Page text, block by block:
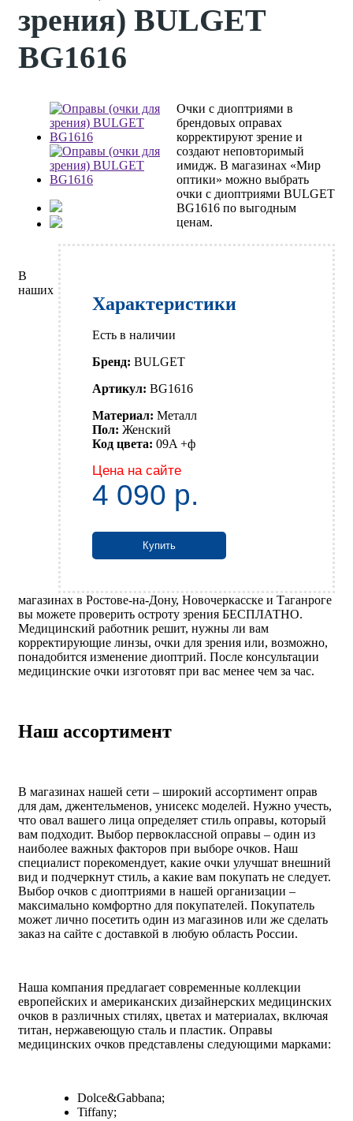
зрения) BULGET
BG1616
Характеристики
Есть в наличии
Бренд: BULGET
Артикул: BG1616
Материал: Металл
Пол: Женский
Код цвета: 09A +ф
Цена на сайте
4 090 р.
Купить
Очки с диоптриями в
брендовых оправах
корректируют зрение и
создают неповторимый
имидж. В магазинах «Мир
оптики» можно выбрать
очки с диоптриями BULGET
BG1616 по выгодным
ценам.
В
наших
магазинах в Ростове-на-Дону, Новочеркасске и Таганроге
вы можете проверить остроту зрения БЕСПЛАТНО.
Медицинский работник решит, нужны ли вам
корректирующие линзы, очки для зрения или, возможно,
понадобится изменение диоптрий. После консультации
медицинские очки изготовят при вас менее чем за час.
Наш ассортимент
В магазинах нашей сети – широкий ассортимент оправ
для дам, джентельменов, унисекс моделей. Нужно учесть,
что овал вашего лица определяет стиль оправы, который
вам подходит. Выбор первоклассной оправы – один из
наиболее важных факторов при выборе очков. Наш
специалист порекомендует, какие очки улучшат внешний
вид и подчеркнут стиль, а какие вам покупать не следует.
Выбор очков с диоптриями в нашей организации –
максимально комфортно для покупателей. Покупатель
может лично посетить один из магазинов или же сделать
заказ на сайте с доставкой в любую область России.
Наша компания предлагает современные коллекции
европейских и американских дизайнерских медицинских
очков в различных стилях, цветах и материалах, включая
титан, нержавеющую сталь и пластик. Оправы
медицинских очков представлены следующими марками:
Dolce&Gabbana;
Tiffany;